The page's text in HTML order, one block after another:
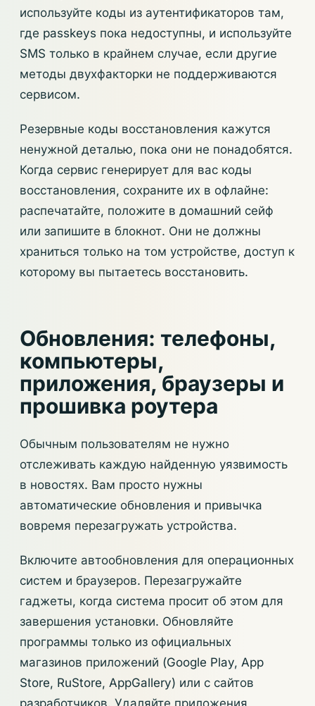
используйте коды из аутентификаторов там,
где passkeys пока недоступны, и используйте
SMS только в крайнем случае, если другие
методы двухфакторки не поддерживаются
сервисом.
Резервные коды восстановления кажутся
ненужной деталью, пока они не понадобятся.
Когда сервис генерирует для вас коды
восстановления, сохраните их в офлайне:
распечатайте, положите в домашний сейф
или запишите в блокнот. Они не должны
храниться только на том устройстве, доступ к
которому вы пытаетесь восстановить.
Обновления: телефоны,
компьютеры,
приложения, браузеры и
прошивка роутера
Обычным пользователям не нужно
отслеживать каждую найденную уязвимость
в новостях. Вам просто нужны
автоматические обновления и привычка
вовремя перезагружать устройства.
Включите автообновления для операционных
систем и браузеров. Перезагружайте
гаджеты, когда система просит об этом для
завершения установки. Обновляйте
программы только из официальных
магазинов приложений (Google Play, App
Store, RuStore, AppGallery) или с сайтов
разработчиков. Удаляйте приложения,